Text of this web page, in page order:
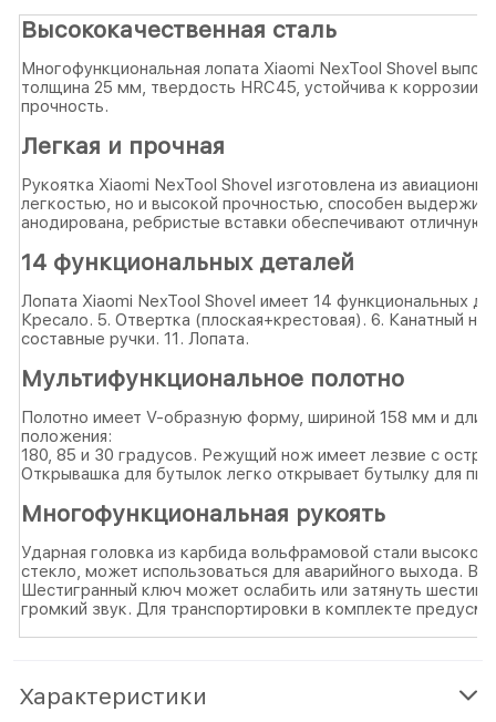
Высококачественная сталь
Многофункциональная лопата Xiaomi NexTool Shovel
толщина 25 мм, твердость HRC45, устойчива к коррозии
прочность.
Легкая и прочная
Рукоятка Xiaomi NexTool Shovel изготовлена ​​из
легкостью, но и высокой прочностью, способен
анодирована, ребристые вставки обеспечивают отличную
14 функциональных деталей
Лопата Xiaomi NexTool Shovel имеет 14 функциональных
Кресало. 5. Отвертка (плоская+крестовая). 6. Канатный
составные ручки. 11. Лопата.
Мультифункциональное полотно
Полотно имеет V-образную форму, шириной 158 мм и
положения:
180, 85 и 30 градусов. Режущий нож имеет лезвие с
Открывашка для бутылок легко открывает бутылку для
Многофункциональная рукоять
Ударная головка из карбида вольфрамовой стали
стекло, может использоваться для аварийного выхода. В
Шестигранный ключ может ослабить или затянуть
громкий звук. Для транспортировки в комплекте
Характеристики